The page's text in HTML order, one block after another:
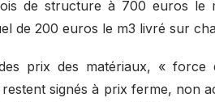
de structure à 700 euros le
de 200 euros le m3 livré sur
prix des matériaux, « force
signés à prix ferme, non